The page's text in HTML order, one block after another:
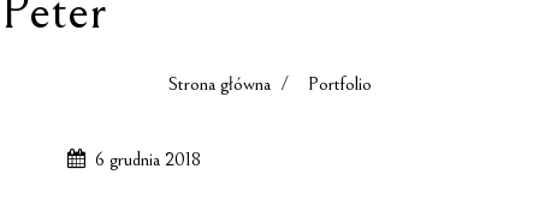
Strona główna/ Portfolio
6 grudnia 2018